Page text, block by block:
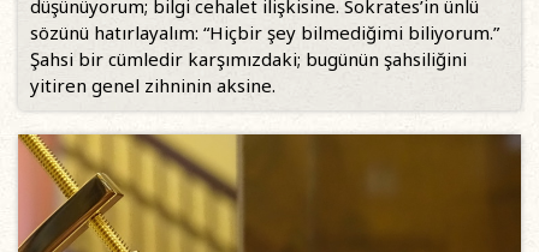
düşünüyorum; bilgi cehalet ilişkisine. Sokrates’in ünlü
sözünü hatırlayalım: “Hiçbir şey bilmediğimi biliyorum.”
Şahsi bir cümledir karşımızdaki; bugünün şahsiliğini
yitiren genel zihninin aksine.